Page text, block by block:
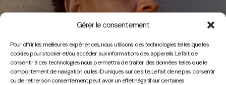
Gérer le consentement
Pour offrir les meilleures expériences, nous utilisons des technologies telles que les
cookies pour stocker et/ou accéder aux informations des appareils. Le fait de
consentir à ces technologies nous permettra de traiter des données telles que le
comportement de navigation ou les ID uniques sur ce site. Le fait de ne pas consentir
ou de retirer son consentement peut avoir un effet négatif sur certaines
Play
Video